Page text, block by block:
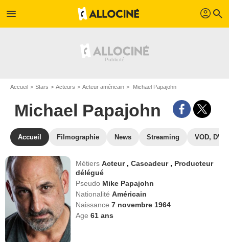
menu profil search
Accueil Stars Acteurs Acteur américain Michael Papajohn
Michael Papajohn
Accueil Filmographie News Streaming VOD, DVD
MétiersActeur ,Cascadeur , Producteur
délégué
Pseudo Mike Papajohn
NationalitéAméricain
Naissance7 novembre 1964
Age61 ans